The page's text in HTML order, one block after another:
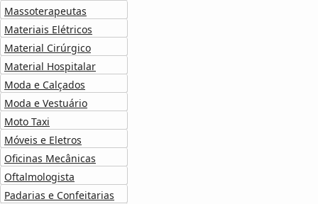
Massoterapeutas
Materiais Elétricos
Material Cirúrgico
Material Hospitalar
Moda e Calçados
Moda e Vestuário
Moto Taxi
Móveis e Eletros
Oficinas Mecânicas
Oftalmologista
Padarias e Confeitarias